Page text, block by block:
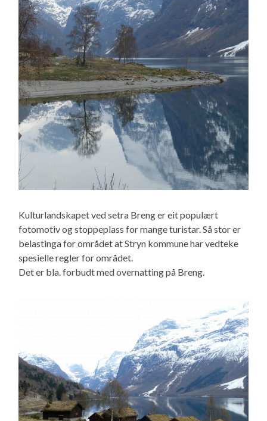
Kulturlandskapet ved setra Breng er eit populært
fotomotiv og stoppeplass for mange turistar. Så stor er
belastinga for området at Stryn kommune har vedteke
spesielle regler for området.
Det er bla. forbudt med overnatting på Breng.